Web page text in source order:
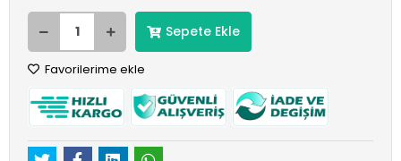
Sepete Ekle
Favorilerime ekle